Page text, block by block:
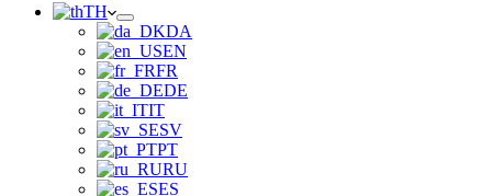
TH
DA
EN
FR
DE
IT
SV
PT
RU
ES